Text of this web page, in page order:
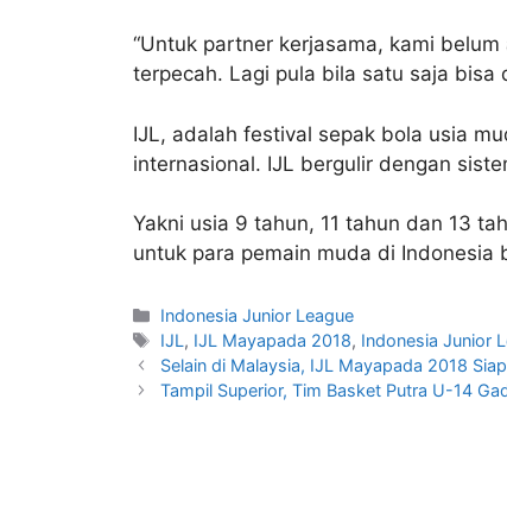
“Untuk partner kerjasama, kami
terpecah. Lagi pula bila satu saja bisa
IJL, adalah festival sepak bola usia
internasional. IJL bergulir dengan
Yakni usia 9 tahun, 11 tahun dan 13
untuk para pemain muda di
Indonesia Junior League
IJL, IJL Mayapada 2018, Indonesia Junior
Selain di Malaysia, IJL Mayapada 2018
Tampil Superior, Tim Basket Putra U-14